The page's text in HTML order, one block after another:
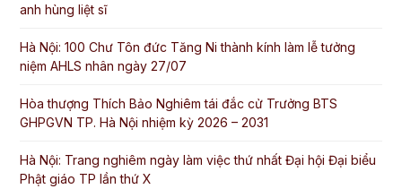
anh hùng liệt sĩ
Hà Nội: 100 Chư Tôn đức Tăng Ni thành kính làm lễ tưởng
niệm AHLS nhân ngày 27/07
Hòa thượng Thích Bảo Nghiêm tái đắc cử Trưởng BTS
GHPGVN TP. Hà Nội nhiệm kỳ 2026 – 2031
Hà Nội: Trang nghiêm ngày làm việc thứ nhất Đại hội Đại biểu
Phật giáo TP lần thứ X